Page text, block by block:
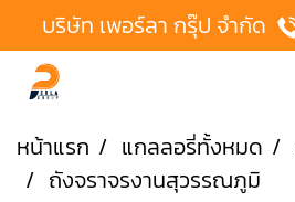
บริษัท เพอร์ลา กรุ๊ป จำกัด
หน้าแรก แกลลอรี่ทั้งหมด
ถังจราจรงานสุวรรณภูมิ